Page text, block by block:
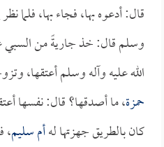
قال: أدعوه بها، فجاء بها، فلما
وسلم قال: خذ جاريةً من السبي
الله عليه وآله وسلم أعتقها،
حمزة، ما أصدقها؟ قال: نفسها
كان بالطريق جهزتها لهأم سليم،